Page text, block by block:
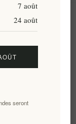
7 août
24 août
seront